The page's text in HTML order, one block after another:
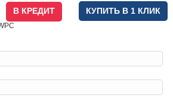
В КРЕДИТ КУПИТЬ В 1 КЛИК